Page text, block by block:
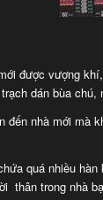
được vượng
dán bùa
đến nhà mới mà
quá nhiều
thân trong nhà